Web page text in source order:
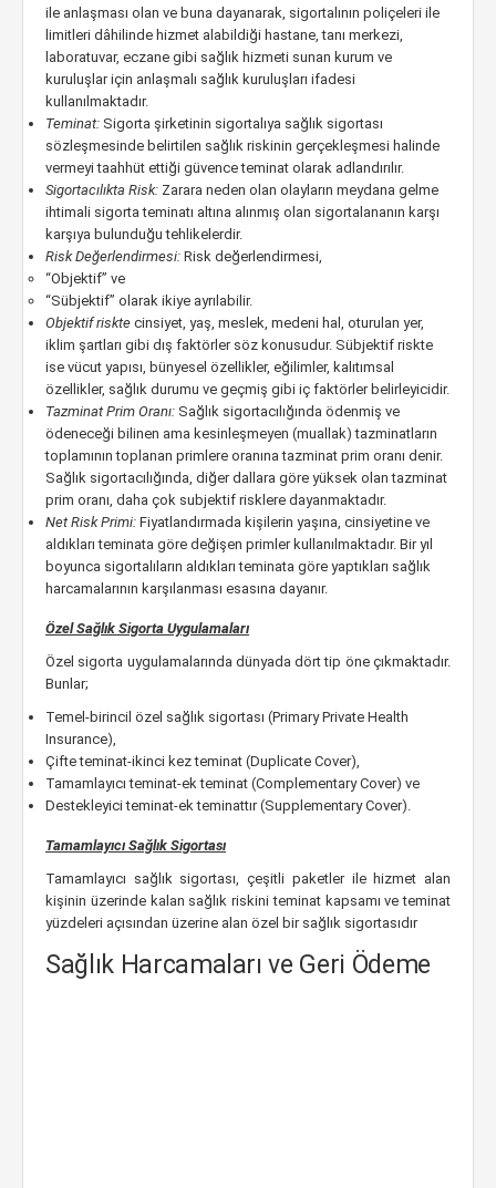
ile anlaşması olan ve buna dayanarak, sigortalının poliçeleri ile
limitleri dâhilinde hizmet alabildiği hastane, tanı merkezi,
laboratuvar, eczane gibi sağlık hizmeti sunan kurum ve
kuruluşlar için anlaşmalı sağlık kuruluşları ifadesi
kullanılmaktadır.
Teminat: Sigorta şirketinin sigortalıya sağlık sigortası
sözleşmesinde belirtilen sağlık riskinin gerçekleşmesi halinde
vermeyi taahhüt ettiği güvence teminat olarak adlandırılır.
Sigortacılıkta Risk: Zarara neden olan olayların meydana gelme
ihtimali sigorta teminatı altına alınmış olan sigortalananın karşı
karşıya bulunduğu tehlikelerdir.
Risk Değerlendirmesi: Risk değerlendirmesi,
“Objektif” ve
“Sübjektif” olarak ikiye ayrılabilir.
Objektif riskte cinsiyet, yaş, meslek, medeni hal, oturulan yer,
iklim şartları gibi dış faktörler söz konusudur. Sübjektif riskte
ise vücut yapısı, bünyesel özellikler, eğilimler, kalıtımsal
özellikler, sağlık durumu ve geçmiş gibi iç faktörler belirleyicidir.
Tazminat Prim Oranı: Sağlık sigortacılığında ödenmiş ve
ödeneceği bilinen ama kesinleşmeyen (muallak) tazminatların
toplamının toplanan primlere oranına tazminat prim oranı denir.
Sağlık sigortacılığında, diğer dallara göre yüksek olan tazminat
prim oranı, daha çok subjektif risklere dayanmaktadır.
Net Risk Primi: Fiyatlandırmada kişilerin yaşına, cinsiyetine ve
aldıkları teminata göre değişen primler kullanılmaktadır. Bir yıl
boyunca sigortalıların aldıkları teminata göre yaptıkları sağlık
harcamalarının karşılanması esasına dayanır.
Özel Sağlık Sigorta Uygulamaları
Özel sigorta uygulamalarında dünyada dört tip öne çıkmaktadır.
Bunlar;
Temel-birincil özel sağlık sigortası (Primary Private Health
Insurance),
Çifte teminat-ikinci kez teminat (Duplicate Cover),
Tamamlayıcı teminat-ek teminat (Complementary Cover) ve
Destekleyici teminat-ek teminattır (Supplementary Cover).
Tamamlayıcı Sağlık Sigortası
Tamamlayıcı sağlık sigortası, çeşitli paketler ile hizmet alan
kişinin üzerinde kalan sağlık riskini teminat kapsamı ve teminat
yüzdeleri açısından üzerine alan özel bir sağlık sigortasıdır
Sağlık Harcamaları ve Geri Ödeme